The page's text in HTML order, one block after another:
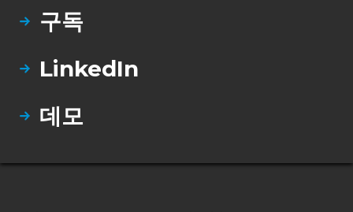
구독
LinkedIn
데모